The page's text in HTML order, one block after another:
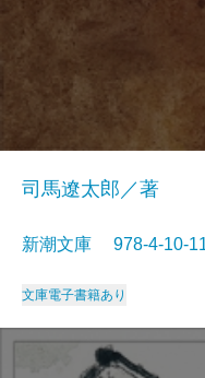
司馬遼太郎／著
新潮文庫 978-4-10-
文庫電子書籍あり